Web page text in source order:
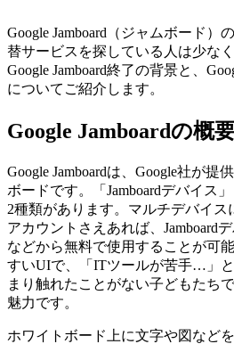
Google Jamboard（ジャムボード）
替サービスを探している人は少な
Google Jamboard終了の背景と、
についてご紹介します。
Google Jamboardの概
Google Jamboardは、Google社が提
ボードです。「Jamboardデバイス
2種類があります。マルチデバイス
アカウントさえあれば、Jamboard
などから無料で使用することが可
すいUIで、「ITツールが苦手…」
まり触れたことがない子どもたち
魅力です。
ホワイトボード上に文字や図など